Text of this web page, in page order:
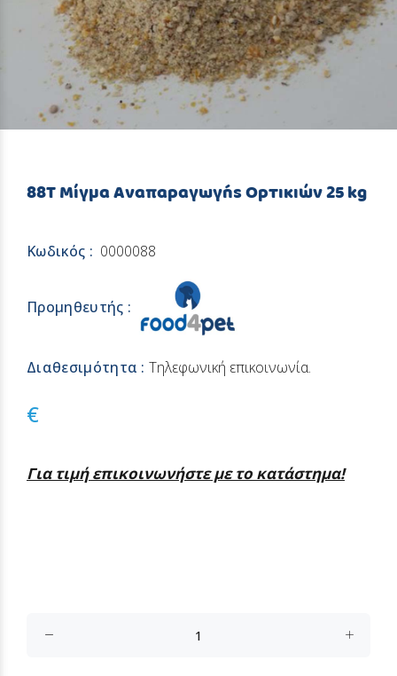
88Τ Μίγμα Αναπαραγωγής Ορτικιών 25 kg
Κωδικός : 0000088
Προμηθευτής :
Διαθεσιμότητα :Τηλεφωνική επικοινωνία.
€
Για τιμή επικοινωνήστε με το κατάστημα!